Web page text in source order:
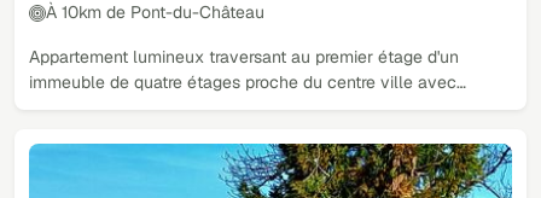
À 10km de Pont-du-Château
Appartement lumineux traversant au premier étage d'un
immeuble de quatre étages proche du centre ville avec…